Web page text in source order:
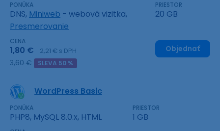
PONÚKA
DNS, Miniweb - webová vizitka,
Presmerovanie
PRIESTOR
20 GB
CENA
1,80 € 2,21 € s DPH
3,60 € SLEVA 50 %
Objednať
WordPress Basic
PONÚKA
PHP8, MySQL 8.0.x, HTML
PRIESTOR
1 GB